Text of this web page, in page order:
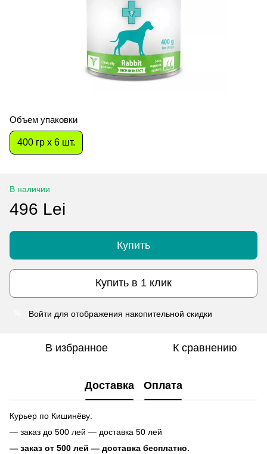
Объем упаковки
400 гр x 6 шт.
В наличии
496 Lei
Купить
Купить в 1 клик
Войти для отображения накопительной скидки
В избранное К сравнению
Доставка Оплата
Курьер по Кишинёву:
— заказ до 500 лей — доставка 50 лей
— заказ от 500 лей — доставка бесплатно.